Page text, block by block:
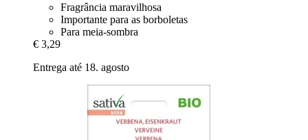
Fragrância maravilhosa
Importante para as borboletas
Para meia-sombra
€ 3,29
Entrega até 18. agosto